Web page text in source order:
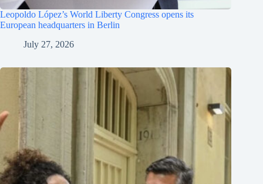
Leopoldo López’s World Liberty Congress opens its
European headquarters in Berlin
July 27, 2026